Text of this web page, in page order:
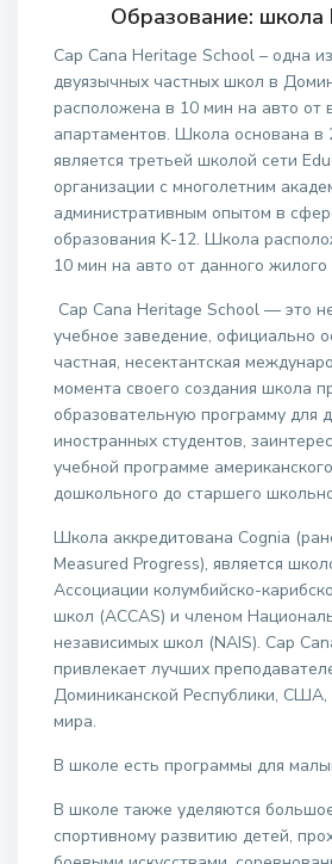
Образование: школа
Cap Cana Heritage School – одна
двуязычных частных школ в
расположена в 10 мин на авто от
апартаментов. Школа основана в
является третьей школой сети
организации с многолетним
административным опытом в
образования K-12. Школа
10 мин на авто от данного жилого
Cap Cana Heritage School — это
учебное заведение, официально
частная, несектантская
момента своего создания школа
образовательную программу для
иностранных студентов,
учебной программе
дошкольного до старшего
Школа аккредитована Cognia
Measured Progress), является
Ассоциации колумбийско-
школ (ACCAS) и членом
независимых школ (NAIS). Cap
привлекает лучших
Доминиканской Республики, США,
мира.
В школе есть программы для
В школе также уделяются
спортивному развитию детей,